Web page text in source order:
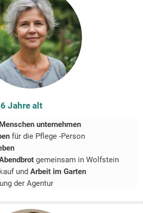
Jahre alt
Menschen unternehmen
für die Pflege -Person
gemeinsam in Wolfstein
und Arbeit im Garten
der Agentur